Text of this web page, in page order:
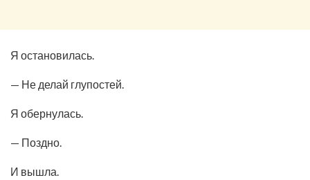
Я остановилась.
— Не делай глупостей.
Я обернулась.
— Поздно.
И вышла.